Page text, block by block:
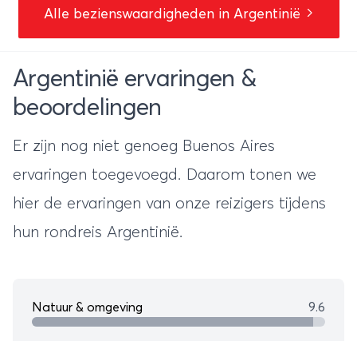
Alle bezienswaardigheden in Argentinië
Argentinië ervaringen &
beoordelingen
Er zijn nog niet genoeg Buenos Aires
ervaringen toegevoegd. Daarom tonen we
hier de ervaringen van onze reizigers tijdens
hun rondreis Argentinië.
Natuur & omgeving 9.6